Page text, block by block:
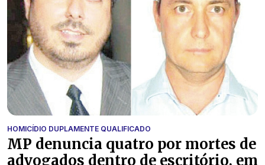
HOMICÍDIO DUPLAMENTE QUALIFICADO
MP denuncia quatro por mortes de
advogados dentro de escritório, em